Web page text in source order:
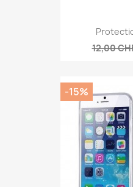
12,00
-15%